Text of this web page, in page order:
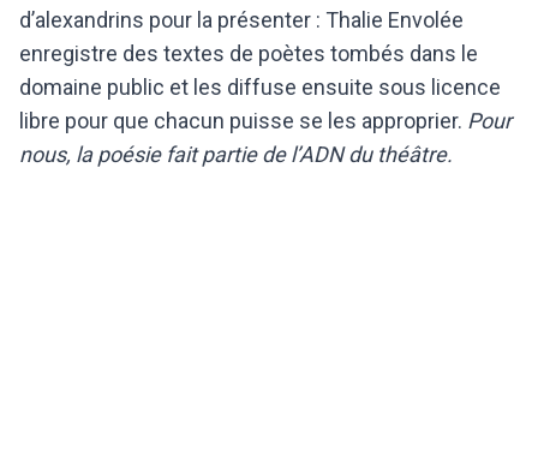
d’alexandrins pour la présenter : Thalie Envolée
enregistre des textes de poètes tombés dans le
domaine public et les diffuse ensuite sous licence
libre pour que chacun puisse se les approprier. Pour
nous, la poésie fait partie de l’ADN du théâtre.